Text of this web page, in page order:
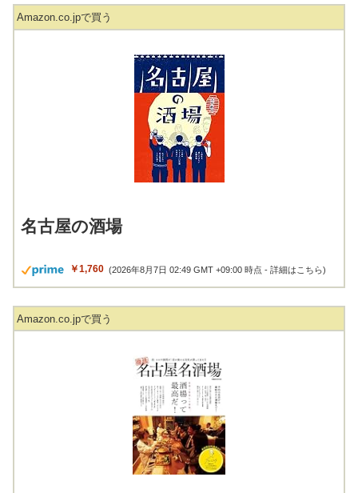
Amazon.co.jpで買う
名古屋の酒場
￥1,760 (2026年8月7日 02:49 GMT +09:00 時点 -詳細はこちら)
Amazon.co.jpで買う